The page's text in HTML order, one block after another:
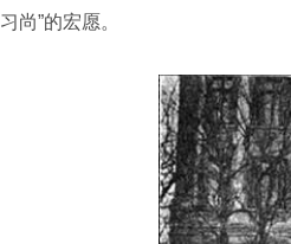
习尚”的宏愿。